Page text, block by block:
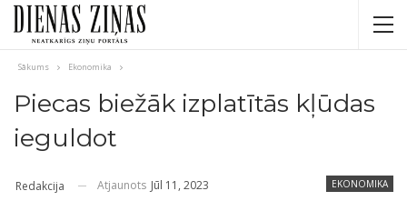
Sākums Ekonomika
Piecas biežāk izplatītās kļūdas
ieguldot
EKONOMIKA
Redakcija Atjaunots Jūl 11, 2023